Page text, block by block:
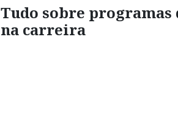
Tudo sobre
na carreira